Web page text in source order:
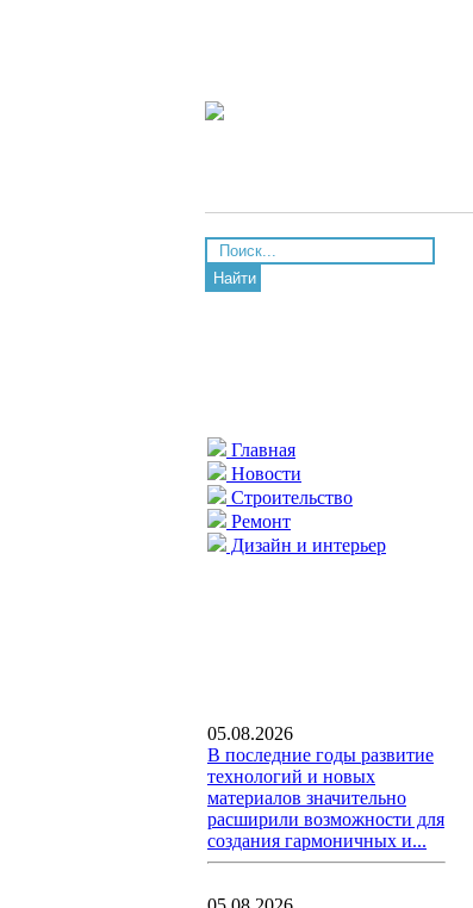
Найти
Главная
Новости
Строительство
Ремонт
Дизайн и интерьер
05.08.2026
В последние годы развитие
технологий и новых
материалов значительно
расширили возможности для
создания гармоничных и...